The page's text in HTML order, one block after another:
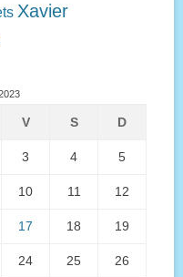
Xavier
V S D
3 4 5
10 11 12
17 18 19
24 25 26